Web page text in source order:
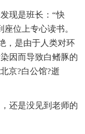
现是班长：“快
位上专心读书。
，是由于人类对环
因而导致白鳍豚的
京?白公馆?逝
还是没见到老师的